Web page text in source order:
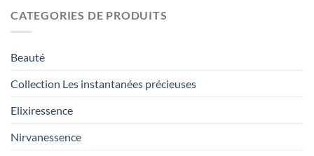
CATEGORIES DE PRODUITS
Beauté
Collection Les instantanées précieuses
Elixiressence
Nirvanessence